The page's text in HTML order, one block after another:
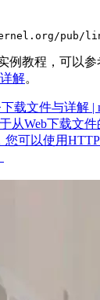
pub/
例教程，可以参
解。
载文件与详解 |
从Web下载文
您可以使用